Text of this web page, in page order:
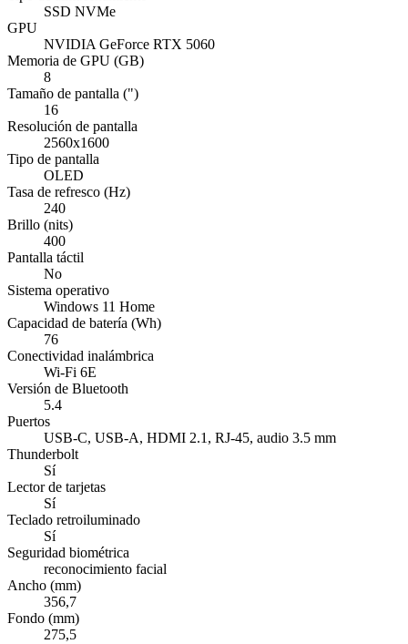
SSD NVMe
GPU
NVIDIA GeForce RTX 5060
Memoria de GPU (GB)
8
Tamaño de pantalla (")
16
Resolución de pantalla
2560x1600
Tipo de pantalla
OLED
Tasa de refresco (Hz)
240
Brillo (nits)
400
Pantalla táctil
No
Sistema operativo
Windows 11 Home
Capacidad de batería (Wh)
76
Conectividad inalámbrica
Wi-Fi 6E
Versión de Bluetooth
5.4
Puertos
USB-C, USB-A, HDMI 2.1, RJ-45, audio 3.5 mm
Thunderbolt
Sí
Lector de tarjetas
Sí
Teclado retroiluminado
Sí
Seguridad biométrica
reconocimiento facial
Ancho (mm)
356,7
Fondo (mm)
275,5